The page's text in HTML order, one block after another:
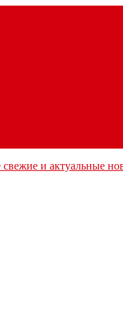
области на сайте